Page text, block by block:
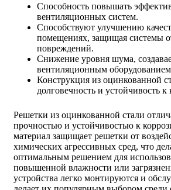
Способность повышать
вентиляционных систем.
Способствуют улучшению
помещениях, защищая системы
повреждений.
Снижение уровня шума,
вентиляционным
Конструкция из оцинкованной
долговечность и устойчивость к
Решетки из оцинкованной стали
прочностью и устойчивостью к
материал защищает решетки от
химических агрессивных сред, что
оптимальным решением для
повышенной влажности или
устройства легко монтируются и